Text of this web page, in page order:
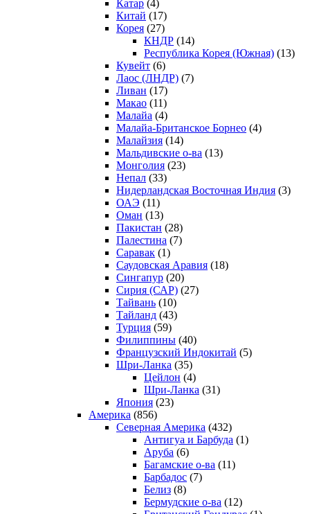
Катар (4)
Китай (17)
Корея (27)
КНДР (14)
Республика Корея (Южная) (13)
Кувейт (6)
Лаос (ЛНДР) (7)
Ливан (17)
Макао (11)
Малайа (4)
Малайа-Британское Борнео (4)
Малайзия (14)
Мальдивские о-ва (13)
Монголия (23)
Непал (33)
Нидерландская Восточная Индия (3)
ОАЭ (11)
Оман (13)
Пакистан (28)
Палестина (7)
Саравак (1)
Саудовская Аравия (18)
Сингапур (20)
Сирия (САР) (27)
Тайвань (10)
Тайланд (43)
Турция (59)
Филиппины (40)
Французский Индокитай (5)
Шри-Ланка (35)
Цейлон (4)
Шри-Ланка (31)
Япония (23)
Америка (856)
Северная Америка (432)
Антигуа и Барбуда (1)
Аруба (6)
Багамские о-ва (11)
Барбадос (7)
Белиз (8)
Бермудские о-ва (12)